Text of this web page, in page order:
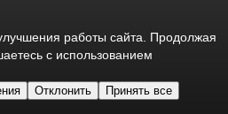
ресаются, если их
ещё расовой гномьей умелки
т.к. тупая железяка.
работы сайта. Продолжая
с использованием
Отклонить Принять все